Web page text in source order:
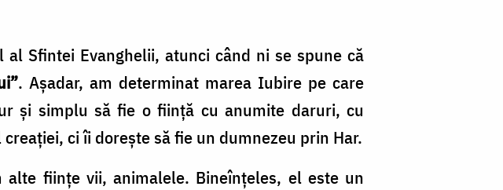
Sfintei Evanghelii, atunci când ni se spune că
. Aşadar, am determinat marea Iubire pe care
şi simplu să fie o fiinţă cu anumite daruri, cu
ci îi doreşte să fie un dumnezeu prin Har.
fiinţe vii, animalele. Bineînţeles, el este un